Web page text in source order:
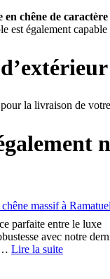
en chêne de caractère
est également
la livraison de votre
massif à
parfaite entre le luxe
avec notre
Lire la suite